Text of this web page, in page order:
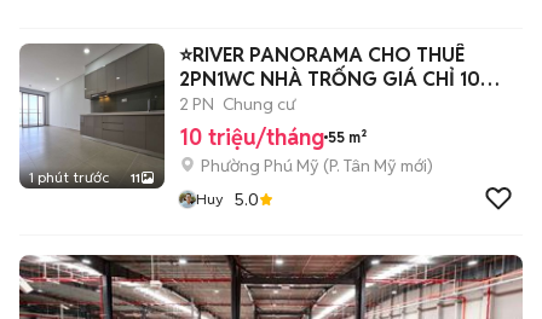
1 phút trước 11
⭐RIVER PANORAMA CHO THUÊ
2PN1WC NHÀ TRỐNG GIÁ CHỈ 10
TRIỆU
2 PN Chung cư
10 triệu/tháng 55 m²
Phường Phú Mỹ (P. Tân Mỹ mới)
Huy 5.0